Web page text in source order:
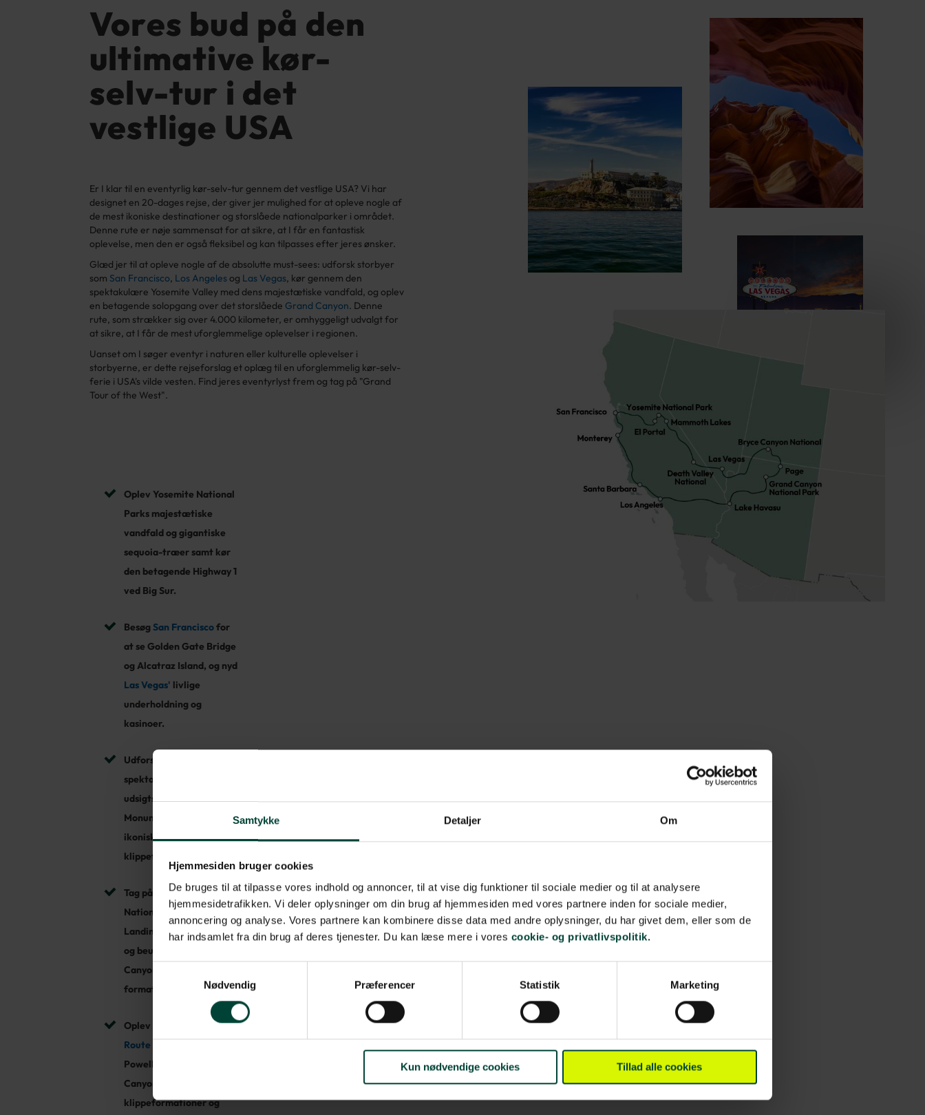
Samtykke Detaljer Om
Hjemmesiden bruger cookies
De bruges til at tilpasse vores indhold og annoncer, til at vise dig funktioner til sociale medier og til at analysere
hjemmesidetrafikken. Vi deler oplysninger om din brug af hjemmesiden med vores partnere inden for sociale medier,
annoncering og analyse. Vores partnere kan kombinere disse data med andre oplysninger, du har givet dem, eller som de
har indsamlet fra din brug af deres tjenester. Du kan læse mere i vores cookie- og privatlivspolitik.
Nødvendig
Præferencer Statistik Marketing
Kun nødvendige cookies Tillad alle cookies
Vores bud på den
ultimative kør-
selv-tur i det
vestlige USA
Er I klar til en eventyrlig kør-selv-tur gennem det vestlige USA? Vi har
designet en 20-dages rejse, der giver jer mulighed for at opleve nogle af
de mest ikoniske destinationer og storslåede nationalparker i området.
Denne rute er nøje sammensat for at sikre, at I får en fantastisk
oplevelse, men den er også fleksibel og kan tilpasses efter jeres ønsker.
Glæd jer til at opleve nogle af de absolutte must-sees: udforsk storbyer
som San Francisco, Los Angelesog Las Vegas, kør gennem den
spektakulære Yosemite Valley med dens majestætiske vandfald, og oplev
en betagende solopgang over det storslåede Grand Canyon. Denne
rute, som strækker sig over 4.000 kilometer, er omhyggeligt udvalgt for
at sikre, at I får de mest uforglemmelige oplevelser i regionen.
Uanset om I søger eventyr i naturen eller kulturelle oplevelser i
storbyerne, er dette rejseforslag et oplæg til en uforglemmelig kør-selv-
ferie i USA's vilde vesten. Find jeres eventyrlyst frem og tag på "Grand
Tour of the West".
Oplev Yosemite National
Parks majestætiske
vandfald og gigantiske
sequoia-træer samt kør
den betagende Highway 1
ved Big Sur.
Besøg San Franciscofor
at se Golden Gate Bridge
og Alcatraz Island, og nyd
Las Vegas' livlige
underholdning og
kasinoer.
Udforsk
spektakulære
udsigtspunkter og
Monument Valley’s
ikoniske
klippeformationer.
Tag på eventyr i Zion
National Park med Angels
Landing og The Narrows,
og beundre Bryce
Canyon’s unikke hoodoo-
formationer.
Oplev den historiske
Route 66
Powell og Antelope
Canyon’s betagende
klippeformationer og